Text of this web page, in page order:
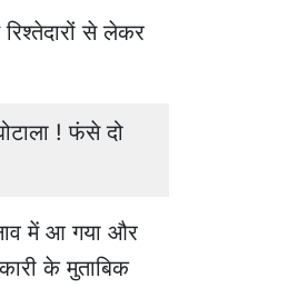
से लेकर
! फंसे दो
में आ गया और
के मुताबिक